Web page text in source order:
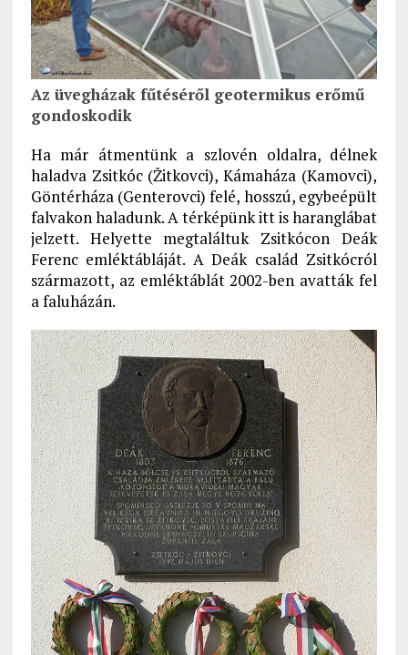
Az üvegházak fűtéséről geotermikus erőmű
gondoskodik
Ha már átmentünk a szlovén oldalra, délnek
haladva Zsitkóc (Žitkovci), Kámaháza (Kamovci),
Göntérháza (Genterovci) felé, hosszú, egybeépült
falvakon haladunk. A térképünk itt is haranglábat
jelzett. Helyette megtaláltuk Zsitkócon Deák
Ferenc emléktábláját. A Deák család Zsitkócról
származott, az emléktáblát 2002-ben avatták fel
a faluházán.